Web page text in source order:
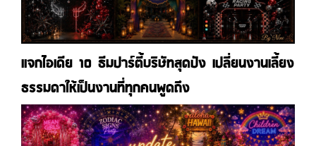
แจกไอเดีย 10 ธีมปาร์ตี้บริษัทสุดปัง เปลี่ยนงานเลี้ยง
ธรรมดาให้เป็นงานที่ทุกคนพูดถึง